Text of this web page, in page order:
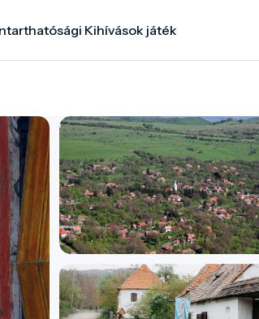
Kihívások játék